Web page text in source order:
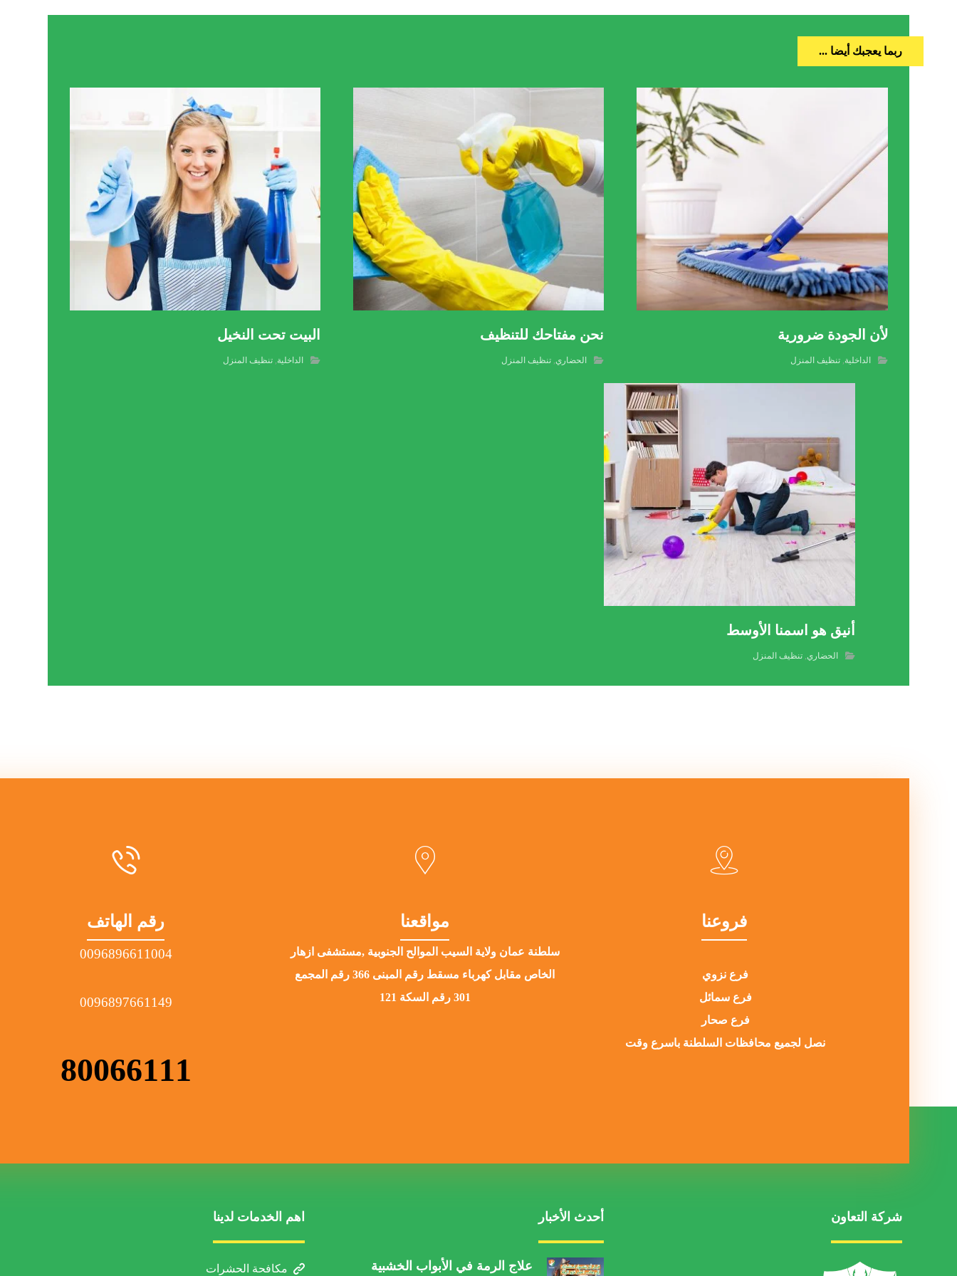
ربما يعجبك أيضا ...
لأن الجودة ضرورية
الداخلية,تنظيف المنزل
نحن مفتاحك للتنظيف
الحضاري, تنظيف المنزل
البيت تحت النخيل
الداخلية,تنظيف المنزل
أنيق هو اسمنا الأوسط
الحضاري,تنظيف المنزل
فروعنا
فرع نزوي
فرع سمائل
فرع صحار
نصل لجميع محافظات السلطنة باسرع وقت
مواقعنا
سلطنة عمان ولاية السيب الموالح الجنوبية ,مستشفى ازهار
الخاص مقابل كهرباء مسقط رقم المبنى 366 رقم المجمع
301 رقم السكة 121
رقم الهاتف
0096896611004
0096897661149
80066111
شركة التعاون أحدث الأخبار
علاج الرمة في الأبواب الخشبية
اهم الخدمات لدينا
مكافحة الحشرات